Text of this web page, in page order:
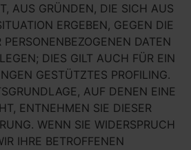
AUS GRÜNDEN, DIE SICH AUS
ERGEBEN, GEGEN DIE
PERSONENBEZOGENEN DATEN
DIES GILT AUCH FÜR EIN
GESTÜTZTES PROFILING.
AUF DENEN EINE
ENTNEHMEN SIE DIESER
WENN SIE WIDERSPRUCH
IHRE BETROFFENEN